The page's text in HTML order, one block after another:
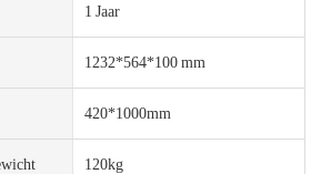
1 Jaar
1232*564*100 mm
420*1000mm
120kg